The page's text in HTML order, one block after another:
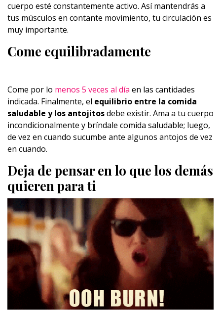
cuerpo esté constantemente activo. Así mantendrás a
tus músculos en contante movimiento, tu circulación es
muy importante.
Come equilibradamente
Come por lo menos 5 veces al día en las cantidades
indicada. Finalmente, el equilibrio entre la comida
saludable y los antojitosdebe existir. Ama a tu cuerpo
incondicionalmente y bríndale comida saludable; luego,
de vez en cuando sucumbe ante algunos antojos de vez
en cuando.
Deja de pensar en lo que los demás
quieren para ti